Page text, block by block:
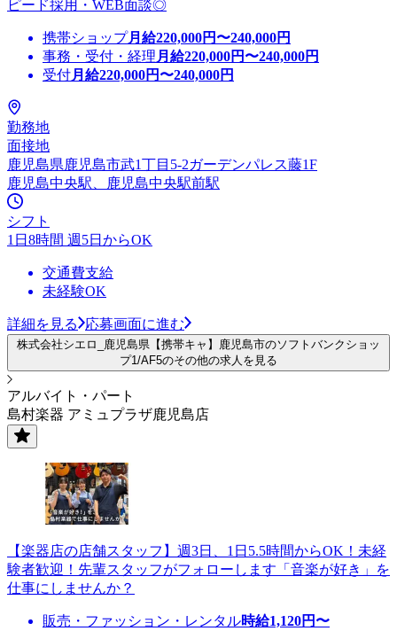
ピード採用・WEB面談◎
携帯ショップ月給220,000円〜240,000円
事務・受付・経理 月給220,000円〜240,000円
受付月給220,000円〜240,000円
勤務地
面接地
鹿児島県鹿児島市武1丁目5-2ガーデンパレス藤1F
鹿児島中央駅、鹿児島中央駅前駅
シフト
1日8時間 週5日からOK
交通費支給
未経験OK
詳細を見る 応募画面に進む
株式会社シエロ_鹿児島県【携帯キャ】鹿児島市のソフトバンクショッ
プ1/AF5のその他の求人を見る
アルバイト・パート
島村楽器 アミュプラザ鹿児島店
【楽器店の店舗スタッフ】週3日、1日5.5時間からOK！未経
験者歓迎！先輩スタッフがフォローします「音楽が好き」を
仕事にしませんか？
販売・ファッション・レンタル時給1,120円〜